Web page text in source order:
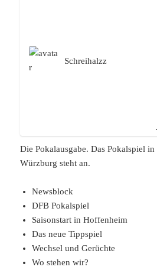
Schreihalzz
Die Pokalausgabe. Das Pokalspiel
Würzburg steht an.
Newsblock
DFB Pokalspiel
Saisonstart in Hoffenheim
Das neue Tippspiel
Wechsel und Gerüchte
Wo stehen wir?